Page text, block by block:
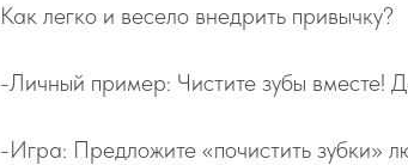
Как легко и весело внедрить привычку?
-Личный пример: Чистите зубы вместе!
-Игра: Предложите «почистить зубки»